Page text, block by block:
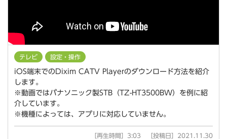
テレビ 設定・操作
iOS端末でのDixim CATV Playerのダウンロード方法を紹介
します。
※動画ではパナソニック製STB（TZ-HT3500BW）を例に紹
介しています。
※機種によっては、アプリに対応していません。
［再生時間］3:03 ［投稿日］2021.11.30